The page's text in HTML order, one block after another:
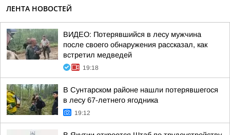
ЛЕНТА НОВОСТЕЙ
ВИДЕО: Потерявшийся в лесу мужчина
после своего обнаружения рассказал, как
встретил медведей
19:18
В Сунтарском районе нашли потерявшегося
в лесу 67-летнего ягодника
19:12